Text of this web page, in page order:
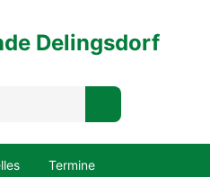
Delingsdorf
Termine